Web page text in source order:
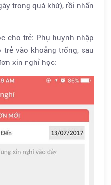
trong quá khứ), rồi nhấn
cho trẻ: Phụ huynh nhập
vào khoảng trống, sau
xin nghỉ học: